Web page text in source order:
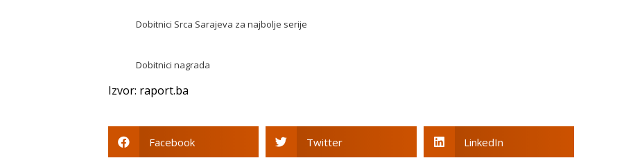
Dobitnici Srca Sarajeva za najbolje serije
Dobitnici nagrada
Izvor: raport.ba
Facebook Twitter LinkedIn